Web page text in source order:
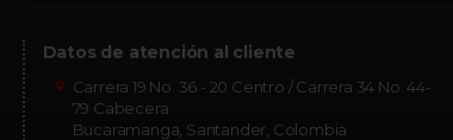
Datos de atención al cliente
Carrera 19 No. 36 - 20 Centro / Carrera 34 No. 44-
79 Cabecera
Bucaramanga, Santander, Colombia